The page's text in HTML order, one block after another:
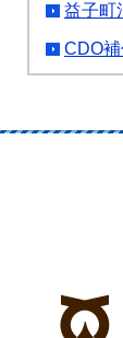
益子町
CDO